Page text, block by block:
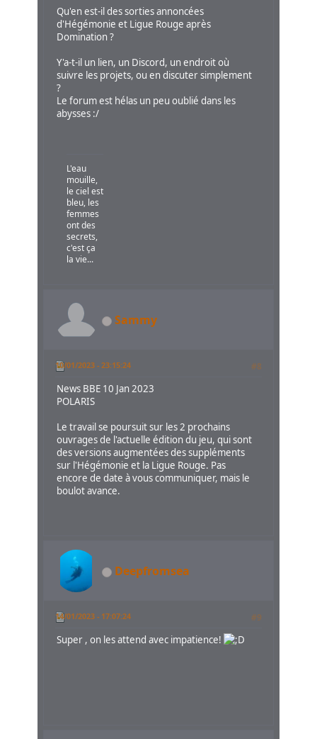
Qu'en est-il des sorties annoncées
d'Hégémonie et Ligue Rouge après
Domination ?
Y'a-t-il un lien, un Discord, un endroit où
suivre les projets, ou en discuter simplement
?
Le forum est hélas un peu oublié dans les
abysses :/
L'eau
mouille,
le ciel est
bleu, les
femmes
ont des
secrets,
c'est ça
la vie...
Sammy
10/01/2023 - 23:15:24 #8
News BBE 10 Jan 2023
POLARIS
Le travail se poursuit sur les 2 prochains
ouvrages de l'actuelle édition du jeu, qui sont
des versions augmentées des suppléments
sur l'Hégémonie et la Ligue Rouge. Pas
encore de date à vous communiquer, mais le
boulot avance.
Deepfromsea
14/01/2023 - 17:07:24 #9
Super , on les attend avec impatience!